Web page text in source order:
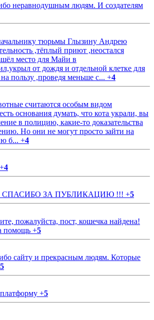
неравнодушным людям. И создателям
тюрьмы Глызину Андрею
,тёплый приют ,неостался
место для Майи в
от дождя и отдельной клетке для
пользу ,проведя меньше с... +4
считаются особым видом
основания думать, что кота украли, вы
в полицию, какие-то доказательства
Но они не могут просто зайти на
б... +4
+4
ЗА ПУБЛИКАЦИЮ !!! +5
пожалуйста, пост, кошечка найдена!
помощь +5
сайту и прекрасным людям. Которые
5
+5